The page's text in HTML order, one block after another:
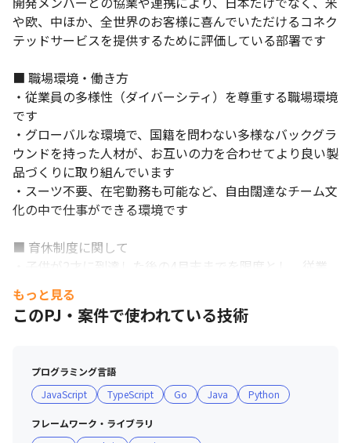
や欧、中ほか、全世界のお客様に喜んでいただけるコネク
テッドサービスを提供するために評価している部署です
■ 職場環境・働き方
・従業員の多様性（ダイバーシティ）を尊重する職場環境
です
・グローバルな環境で、国籍を問わない多様なバックグラ
ウンドを持った人材が、お互いの力を合わせてより良い製
品づくりに取り組んでいます
・スーツ不要、在宅勤務も可能など、自由闊達なチーム文
化の中で仕事ができる環境です
■ 育休制度に関して
・子供が2才に到達した後の4月末までを限度とし、従業
員が申し出た期間で休職することが可能な育児休職制度を
導入しています
・2020年度の男性育休取得率は24％です（対象年度に育
もっと見る
このPJ・案件で使われている技術
プログラミング言語
JavaScript
TypeScript Go Java Python
フレームワーク・ライブラリ